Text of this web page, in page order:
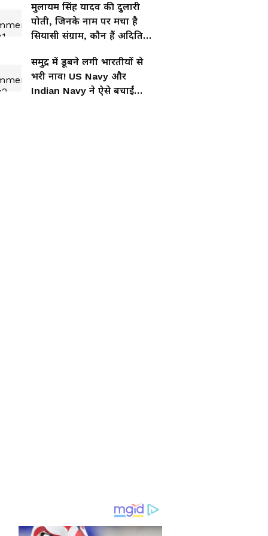
मुलायम सिंह यादव की दुलारी
पोती, जिनके नाम पर मचा है
सियासी संग्राम, कौन हैं अदिति
समुद्र में डूबने लगी भारतीयों से
भरी नाव! US Navy और
Indian Navy ने ऐसे बचाईं